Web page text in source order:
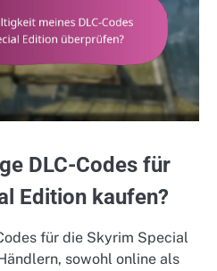
DLC-Codes für
Edition kaufen?
für die Skyrim Special
sowohl online als